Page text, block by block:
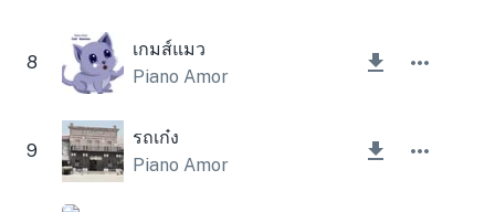
8
เกมส์แมว
Piano Amor
9
รถเก๋ง
Piano Amor